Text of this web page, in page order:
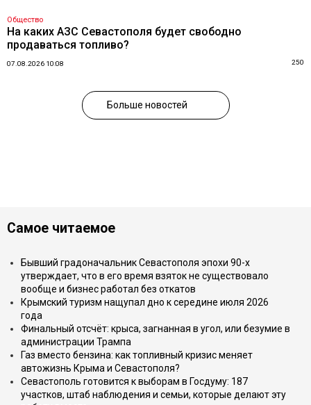
Общество
На каких АЗС Севастополя будет свободно
продаваться топливо?
07.08.2026 10:08 250
Больше новостей
Самое читаемое
Бывший градоначальник Севастополя эпохи 90-х
утверждает, что в его время взяток не существовало
вообще и бизнес работал без откатов
Крымский туризм нащупал дно к середине июля 2026
года
Финальный отсчёт: крыса, загнанная в угол, или безумие в
администрации Трампа
Газ вместо бензина: как топливный кризис меняет
автожизнь Крыма и Севастополя?
Севастополь готовится к выборам в Госдуму: 187
участков, штаб наблюдения и семьи, которые делают эту